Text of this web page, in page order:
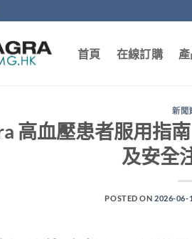
首頁 在線訂購
新聞
高血壓患者服用指
及安全
POSTED ON2026-06-